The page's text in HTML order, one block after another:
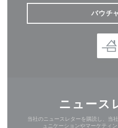
バウチ
ニュース
当社のニュースレターを購読し、当
ュニケーションやマーケティ